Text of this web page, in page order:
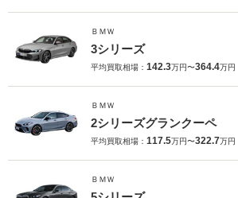
ＢＭＷ
3シリーズ
平均買取相場： 142.3万円〜364.4万円
ＢＭＷ
2シリーズグランクーペ
平均買取相場： 117.5万円〜322.7万円
ＢＭＷ